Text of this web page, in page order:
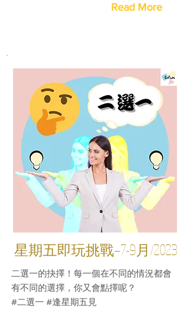
Read More
星期五即玩挑戰—7-9月/2023
二選一的抉擇！每一個在不同的情況都會
有不同的選擇，你又會點擇呢？
#二選一 #逢星期五見